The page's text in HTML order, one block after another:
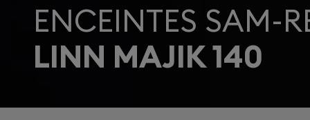
ENCEINTES SAM-
LINN MAJIK 140